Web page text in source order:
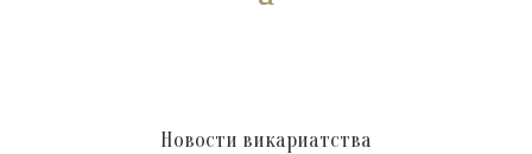
Новости викариатства